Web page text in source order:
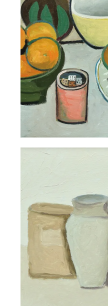
Album photos
Contact